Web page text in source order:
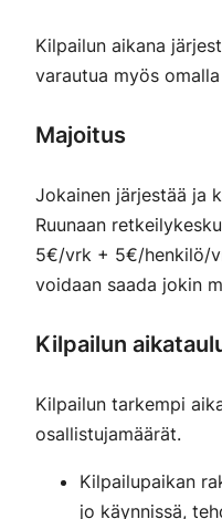
Kilpailun aikana
varautua myös
Majoitus
Jokainen järjestää ja
Ruunaan
5€/vrk + 5€/henkilö/
voidaan saada jokin
Kilpailun
Kilpailun tarkempi
osallistujamäärät.
Kilpailupaikan
jo käynnissä,